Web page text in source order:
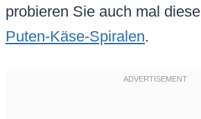
probieren Sie auch mal diese
Puten-Käse-Spiralen.